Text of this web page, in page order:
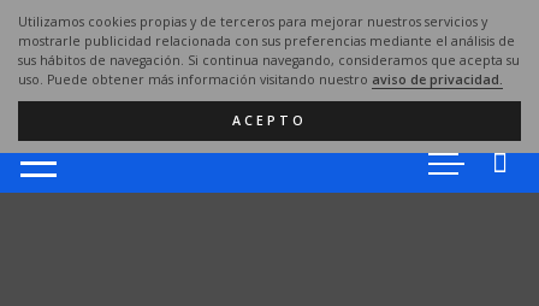
Utilizamos cookies propias y de terceros para mejorar nuestros servicios y
mostrarle publicidad relacionada con sus preferencias mediante el análisis de
sus hábitos de navegación. Si continua navegando, consideramos que acepta su
uso. Puede obtener más información visitando nuestro aviso de privacidad.
ACEPTO
Saltar
contenido